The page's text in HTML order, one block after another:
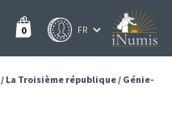
0
/ La Troisième république/ Génie-